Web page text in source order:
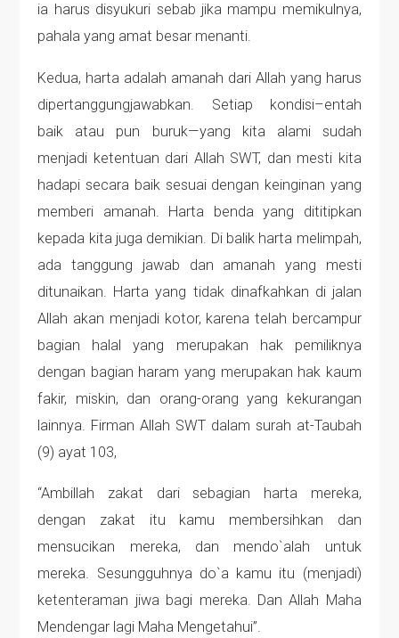
ia harus disyukuri sebab jika mampu memikulnya,
pahala yang amat besar menanti.
Kedua, harta adalah amanah dari Allah yang harus
dipertanggungjawabkan. Setiap kondisi–entah
baik atau pun buruk—yang kita alami sudah
menjadi ketentuan dari Allah SWT, dan mesti kita
hadapi secara baik sesuai dengan keinginan yang
memberi amanah. Harta benda yang dititipkan
kepada kita juga demikian. Di balik harta melimpah,
ada tanggung jawab dan amanah yang mesti
ditunaikan. Harta yang tidak dinafkahkan di jalan
Allah akan menjadi kotor, karena telah bercampur
bagian halal yang merupakan hak pemiliknya
dengan bagian haram yang merupakan hak kaum
fakir, miskin, dan orang-orang yang kekurangan
lainnya. Firman Allah SWT dalam surah at-Taubah
(9) ayat 103,
“Ambillah zakat dari sebagian harta mereka,
dengan zakat itu kamu membersihkan dan
mensucikan mereka, dan mendo`alah untuk
mereka. Sesungguhnya do`a kamu itu (menjadi)
ketenteraman jiwa bagi mereka. Dan Allah Maha
Mendengar lagi Maha Mengetahui”.